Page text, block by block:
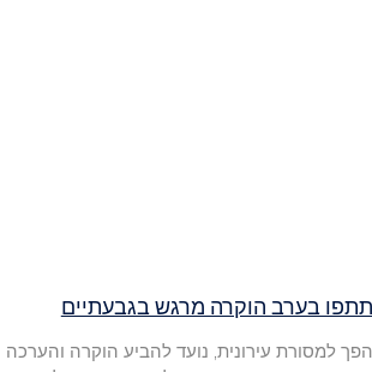
למסורת עירונית, נועד להביע הוקרה והערכה